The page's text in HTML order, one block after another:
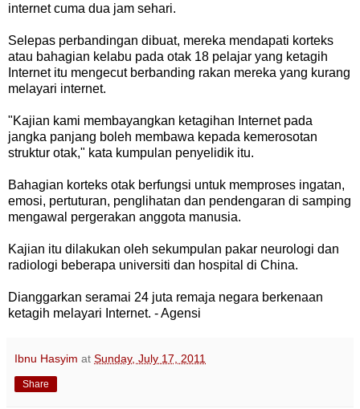
internet cuma dua jam sehari.
Selepas perbandingan dibuat, mereka mendapati korteks
atau bahagian kelabu pada otak 18 pelajar yang ketagih
Internet itu mengecut berbanding rakan mereka yang kurang
melayari internet.
"Kajian kami membayangkan ketagihan Internet pada
jangka panjang boleh membawa kepada kemerosotan
struktur otak," kata kumpulan penyelidik itu.
Bahagian korteks otak berfungsi untuk memproses ingatan,
emosi, pertuturan, penglihatan dan pendengaran di samping
mengawal pergerakan anggota manusia.
Kajian itu dilakukan oleh sekumpulan pakar neurologi dan
radiologi beberapa universiti dan hospital di China.
Dianggarkan seramai 24 juta remaja negara berkenaan
ketagih melayari Internet. - Agensi
Ibnu Hasyim at Sunday, July 17, 2011
Share